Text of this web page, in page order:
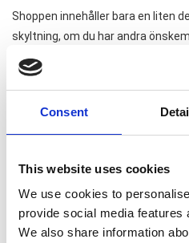
Consent
This website uses cookies
We use cookies to
provide social media features
We also share information
Shoppen innehåller bara en liten
skyltning, om du har andra
18 19 17 och hör närmre!
Liknande varor
Tillbehör - Tuschpenna (PWE-
5M) till A-skylt etc.